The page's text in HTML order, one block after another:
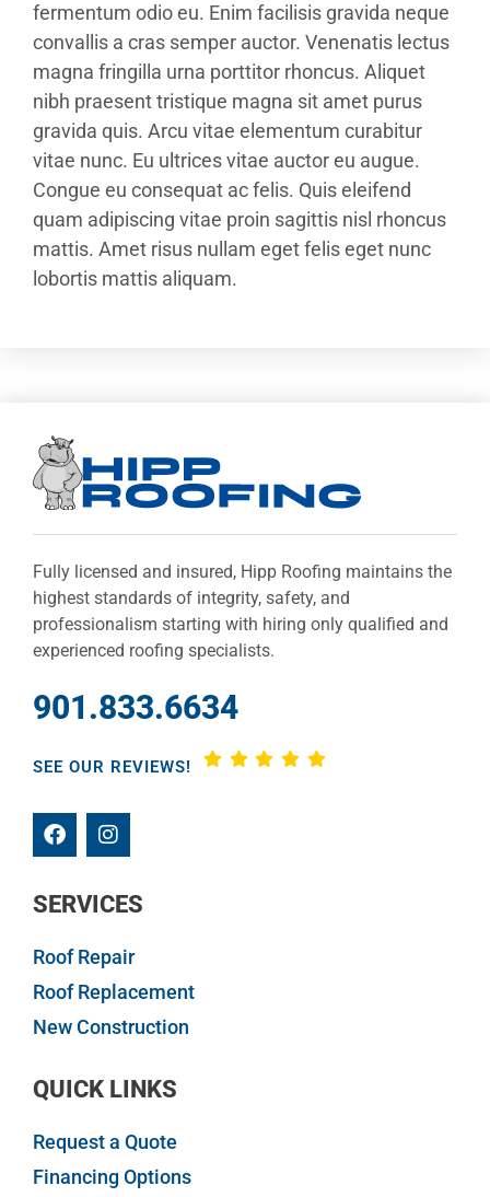
fermentum odio eu. Enim facilisis gravida neque
convallis a cras semper auctor. Venenatis lectus
magna fringilla urna porttitor rhoncus. Aliquet
nibh praesent tristique magna sit amet purus
gravida quis. Arcu vitae elementum curabitur
vitae nunc. Eu ultrices vitae auctor eu augue.
Congue eu consequat ac felis. Quis eleifend
quam adipiscing vitae proin sagittis nisl rhoncus
mattis. Amet risus nullam eget felis eget nunc
lobortis mattis aliquam.
Fully licensed and insured, Hipp Roofing maintains the
highest standards of integrity, safety, and
professionalism starting with hiring only qualified and
experienced roofing specialists.
901.833.6634
SEE OUR REVIEWS!
SERVICES
Roof Repair
Roof Replacement
New Construction
QUICK LINKS
Request a Quote
Financing Options